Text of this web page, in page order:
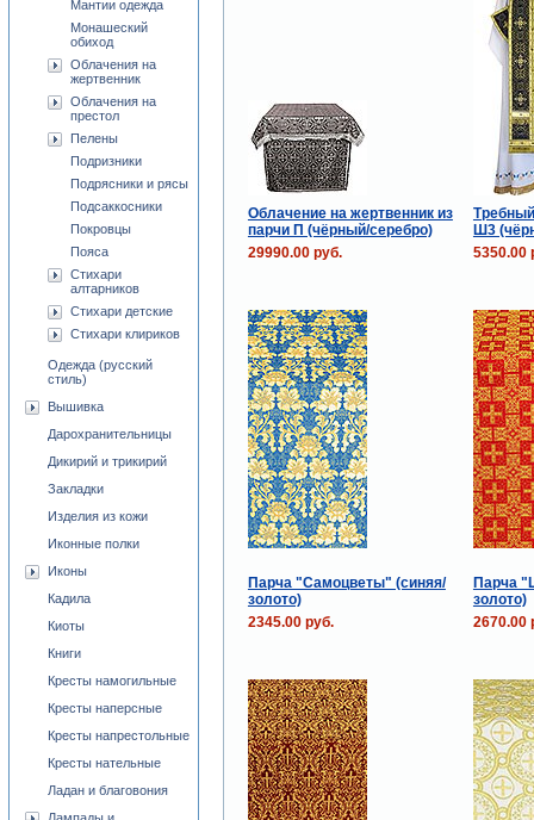
Облачение на жертвенник из
парчи П (чёрный/серебро)
Ш3
29990.00 руб.
5350.00
Парча "Самоцветы" (синяя/
золото)
Парча
золото)
2345.00 руб.
2670.00
Мантии одежда
Монашеский
обиход
Облачения на
жертвенник
Облачения на
престол
Пелены
Подризники
Подрясники и рясы
Подсаккосники
Покровцы
Пояса
Стихари
алтарников
Стихари детские
Стихари клириков
Одежда (русский
стиль)
Вышивка
Дарохранительницы
Дикирий и трикирий
Закладки
Изделия из кожи
Иконные полки
Иконы
Кадила
Киоты
Книги
Кресты намогильные
Кресты наперсные
Кресты напрестольные
Кресты нательные
Ладан и благовония